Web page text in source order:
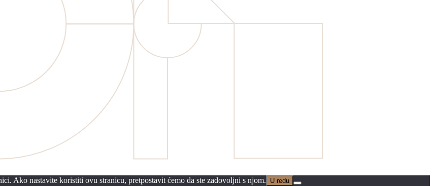
Ako nastavite koristiti ovu stranicu, pretpostavit ćemo da ste zadovoljni s njom. U redu